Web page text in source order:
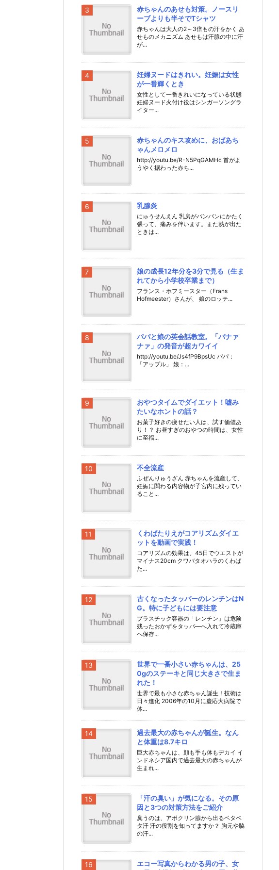
赤ちゃんのあせも対策。ノースリ
ーブよりも半そでTシャツ
赤ちゃんは大人の2～3倍もの汗をかく あ
せものメカニズム あせもは汗腺の中に汗
が...
妊婦ヌードはきれい。妊娠は女性
が一番輝くとき
女性として一番きれいになっている状態
妊婦ヌード火付け役はシンガーソングラ
イター...
赤ちゃんのキス攻めに、おばあち
ゃんメロメロ
http://youtu.be/R-N5PqGAMHc 首がよ
うやく据わった赤ち...
乳腺炎
にゅうせんえん 乳房がパンパンにかたく
張って、痛みを伴います。また熱が出た
ときは...
娘の成長12年分を3分で見る（生ま
れてから小学校卒業まで）
フランス・ホフミースター（Frans
Hofmeester）さんが、 娘のロッテ...
パパと娘の英会話教室。「バナァ
ナァ」の発音が超カワイイ
http://youtu.be/Js4fP9BpsUc パパ：
「アップル」 娘：...
おやつタイムでダイエット！嘘み
たいなホントの話？
お菓子好きの痩せたい人は、試す価値あ
り！？ お昼すぎのおやつの時間は、女性
に至福...
不全流産
ふぜんりゅうざん 赤ちゃんを流産して、
妊娠に関わる内容物が子宮内に残ってい
ること...
くわばたりえがコアリズムダイエ
ットを動画で実践！
コアリズムの効果は、45日でウエストが
マイナス20cm クワバタオハラのくわば
た...
古くなったタッパーのレンチンはN
G。特に子どもには要注意
プラスチック容器の「レンチン」は危険
残ったおかずをタッパ―へ入れて冷蔵庫
へ保存...
世界で一番小さい赤ちゃんは、25
0gのステーキと同じ大きさで生ま
れた！
世界で最も小さな赤ちゃん誕生！技術は
日々進化 2006年の10月に慶応大病院で
体...
過去最大の赤ちゃんが誕生。なん
と体重は8.7キロ
巨大赤ちゃんは、顔も手も体もデカイ イ
ンドネシア国内で過去最大の赤ちゃんが
生まれ...
「汗の臭い」が気になる。その原
因と3つの対策方法をご紹介
臭うのは、アポクリン腺から出るベタベ
タ汗 汗の役割を知ってますか？ 胸元や脇
の汗...
エコー写真からわかる男の子、女